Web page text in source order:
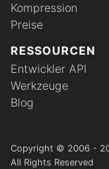
Kompression
Preise
RESSOURCEN
Entwickler API
Werkzeuge
Blog
Copyright © 2006 -
All Rights Reserved